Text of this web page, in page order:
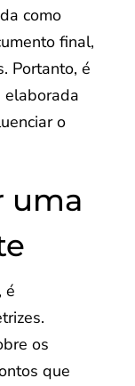
como
final,
Portanto, é
elaborada
o
uma
é
os
que